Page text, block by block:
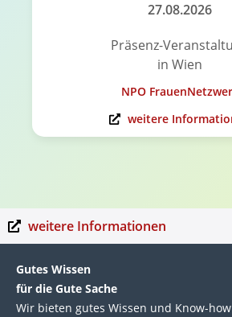
27.08.2026
Präsenz-
in Wien
NPO
weitere
weitere Informationen
Gutes Wissen
für die Gute Sache
Wir bie­ten gutes Wis­sen und Know-